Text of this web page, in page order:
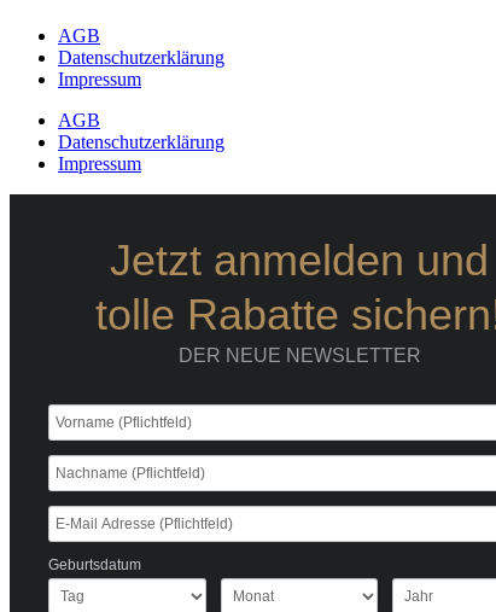
AGB
Datenschutzerklärung
Impressum
AGB
Datenschutzerklärung
Impressum
Jetzt anmelden und
tolle Rabatte
DER NEUE NEWSLETTER
Geburtsdatum